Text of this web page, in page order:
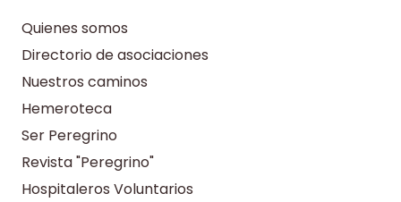
Quienes somos
Directorio de asociaciones
Nuestros caminos
Hemeroteca
Ser Peregrino
Revista "Peregrino"
Hospitaleros Voluntarios